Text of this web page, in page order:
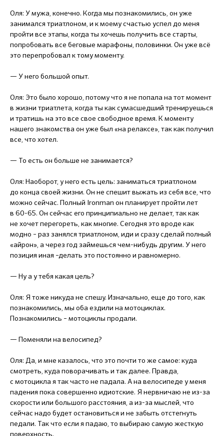
Оля: У мужа, конечно. Когда мы познакомились, он уже
занимался триатлоном, и к моему счастью успел до меня
пройти все этапы, когда ты хочешь получить все старты,
попробовать все беговые марафоны, половинки. Он уже всё
это перепробовал к тому моменту.
— У него большой опыт.
Оля: Это было хорошо, потому что я не попала на тот момент
в жизни триатлета, когда ты как сумасшедший тренируешься
и тратишь на это все свое свободное время. К моменту
нашего знакомства он уже был «на релаксе», так как получил
все, что хотел.
— То есть он больше не занимается?
Оля: Наоборот, у него есть цель: заниматься триатлоном
до конца своей жизни. Он не спешит выжать из себя все, что
можно сейчас. Полный Ironman он планирует пройти лет
в 60-65. Он сейчас его принципиально не делает, так как
не хочет перегореть, как многие. Сегодня это вроде как
модно – раз занялся триатлоном, иди и сразу сделай полный
«айрон», а через год займешься чем-нибудь другим. У него
позиция иная –делать это постоянно и равномерно.
— Ну а у тебя какая цель?
Оля: Я тоже никуда не спешу. Изначально, еще до того, как
познакомились, мы оба ездили на мотоциклах.
Познакомились – мотоциклы продали.
— Поменяли на велосипед?
Оля: Да, и мне казалось, что это почти то же самое: куда
смотреть, куда поворачивать и так далее. Правда,
с мотоцикла я так часто не падала. А на велосипеде у меня
падения пока совершенно идиотские. Я нервничаю не из-за
скорости или большого расстояния, а из-за мыслей, что
сейчас надо будет остановиться и не забыть отстегнуть
педали. Так что если я падаю, то выбираю самую жесткую
поверхность.